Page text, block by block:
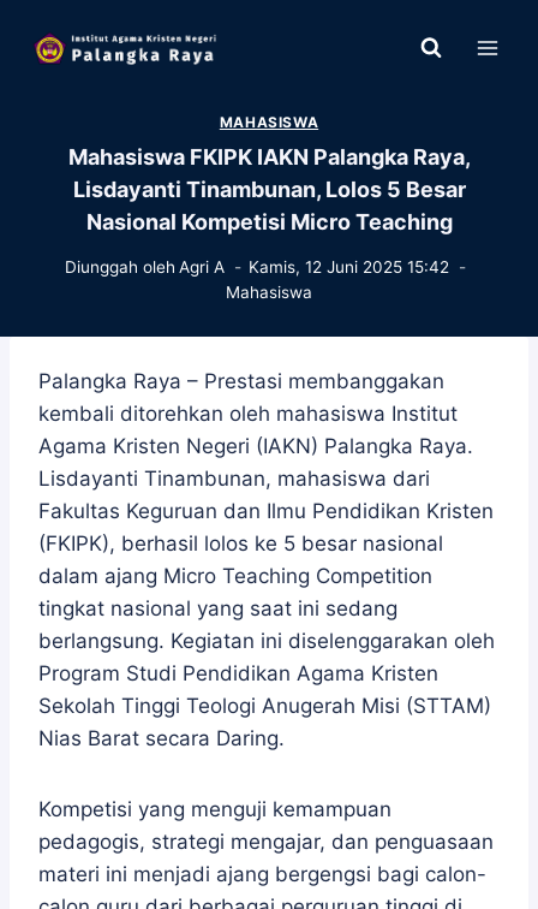
MAHASISWA
Mahasiswa FKIPK IAKN Palangka Raya,
Lisdayanti Tinambunan, Lolos 5 Besar
Nasional Kompetisi Micro Teaching
Diunggah oleh Agri A
Kamis, 12 Juni 2025 15:42
Mahasiswa
Palangka Raya – Prestasi membanggakan
kembali ditorehkan oleh mahasiswa Institut
Agama Kristen Negeri (IAKN) Palangka Raya.
Lisdayanti Tinambunan, mahasiswa dari
Fakultas Keguruan dan Ilmu Pendidikan Kristen
(FKIPK), berhasil lolos ke 5 besar nasional
dalam ajang Micro Teaching Competition
tingkat nasional yang saat ini sedang
berlangsung. Kegiatan ini diselenggarakan oleh
Program Studi Pendidikan Agama Kristen
Sekolah Tinggi Teologi Anugerah Misi (STTAM)
Nias Barat secara Daring.
Kompetisi yang menguji kemampuan
pedagogis, strategi mengajar, dan penguasaan
materi ini menjadi ajang bergengsi bagi calon-